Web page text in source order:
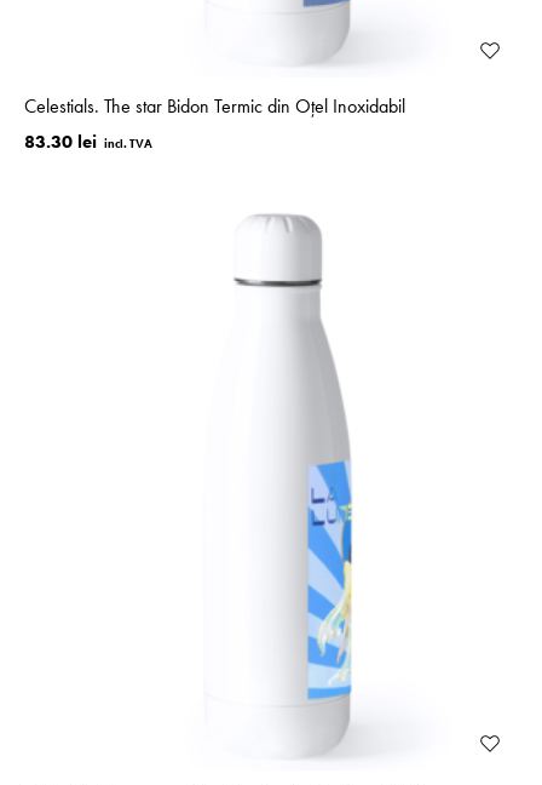
Celestials. The star Bidon Termic din Oțel Inoxidabil
83.30 lei